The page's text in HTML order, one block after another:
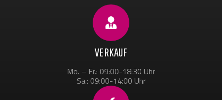
VERKAUF
Mo. – Fr.: 09:00-18:30 Uhr
Sa.: 09:00-14:00 Uhr